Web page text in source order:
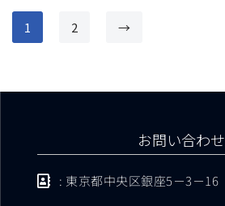
1 2 →
お問い合わせ
: 東京都中央区銀座5－3－16